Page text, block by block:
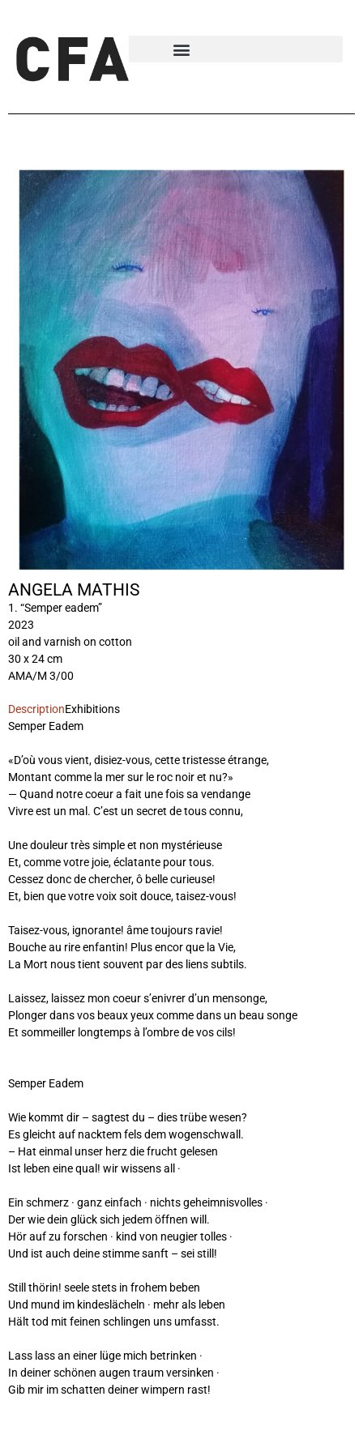
ANGELA MATHIS
1. “Semper eadem”
2023
oil and varnish on cotton
30 x 24 cm
AMA/M 3/00
DescriptionExhibitions
Semper Eadem
«D’où vous vient, disiez-vous, cette tristesse étrange,
Montant comme la mer sur le roc noir et nu?»
— Quand notre coeur a fait une fois sa vendange
Vivre est un mal. C’est un secret de tous connu,
Une douleur très simple et non mystérieuse
Et, comme votre joie, éclatante pour tous.
Cessez donc de chercher, ô belle curieuse!
Et, bien que votre voix soit douce, taisez-vous!
Taisez-vous, ignorante! âme toujours ravie!
Bouche au rire enfantin! Plus encor que la Vie,
La Mort nous tient souvent par des liens subtils.
Laissez, laissez mon coeur s’enivrer d’un mensonge,
Plonger dans vos beaux yeux comme dans un beau songe
Et sommeiller longtemps à l’ombre de vos cils!
Semper Eadem
Wie kommt dir – sagtest du – dies trübe wesen?
Es gleicht auf nacktem fels dem wogenschwall.
– Hat einmal unser herz die frucht gelesen
Ist leben eine qual! wir wissens all ·
Ein schmerz · ganz einfach · nichts geheimnisvolles ·
Der wie dein glück sich jedem öffnen will.
Hör auf zu forschen · kind von neugier tolles ·
Und ist auch deine stimme sanft – sei still!
Still thörin! seele stets in frohem beben
Und mund im kindeslächeln · mehr als leben
Hält tod mit feinen schlingen uns umfasst.
Lass lass an einer lüge mich betrinken ·
In deiner schönen augen traum versinken ·
Gib mir im schatten deiner wimpern rast!